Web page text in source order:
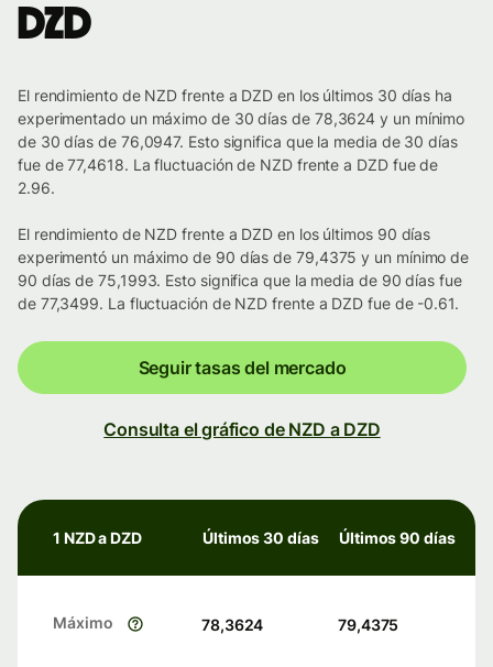
DZD
El rendimiento de NZD frente a DZD en los últimos 30 días ha
experimentado un máximo de 30 días de 78,3624 y un mínimo
de 30 días de 76,0947. Esto significa que la media de 30 días
fue de 77,4618. La fluctuación de NZD frente a DZD fue de
2.96.
El rendimiento de NZD frente a DZD en los últimos 90 días
experimentó un máximo de 90 días de 79,4375 y un mínimo de
90 días de 75,1993. Esto significa que la media de 90 días fue
de 77,3499. La fluctuación de NZD frente a DZD fue de -0.61.
Seguir tasas del mercado
Consulta el gráfico de NZD a DZD
1 NZD a DZD Últimos 30 días Últimos 90 días
Máximo 78,3624 79,4375